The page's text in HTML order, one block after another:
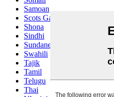
Samoan
Scots Gaelic
Shona
Sindhi
Sundanese
Swahili
Tajik
Tamil
Telugu
Thai